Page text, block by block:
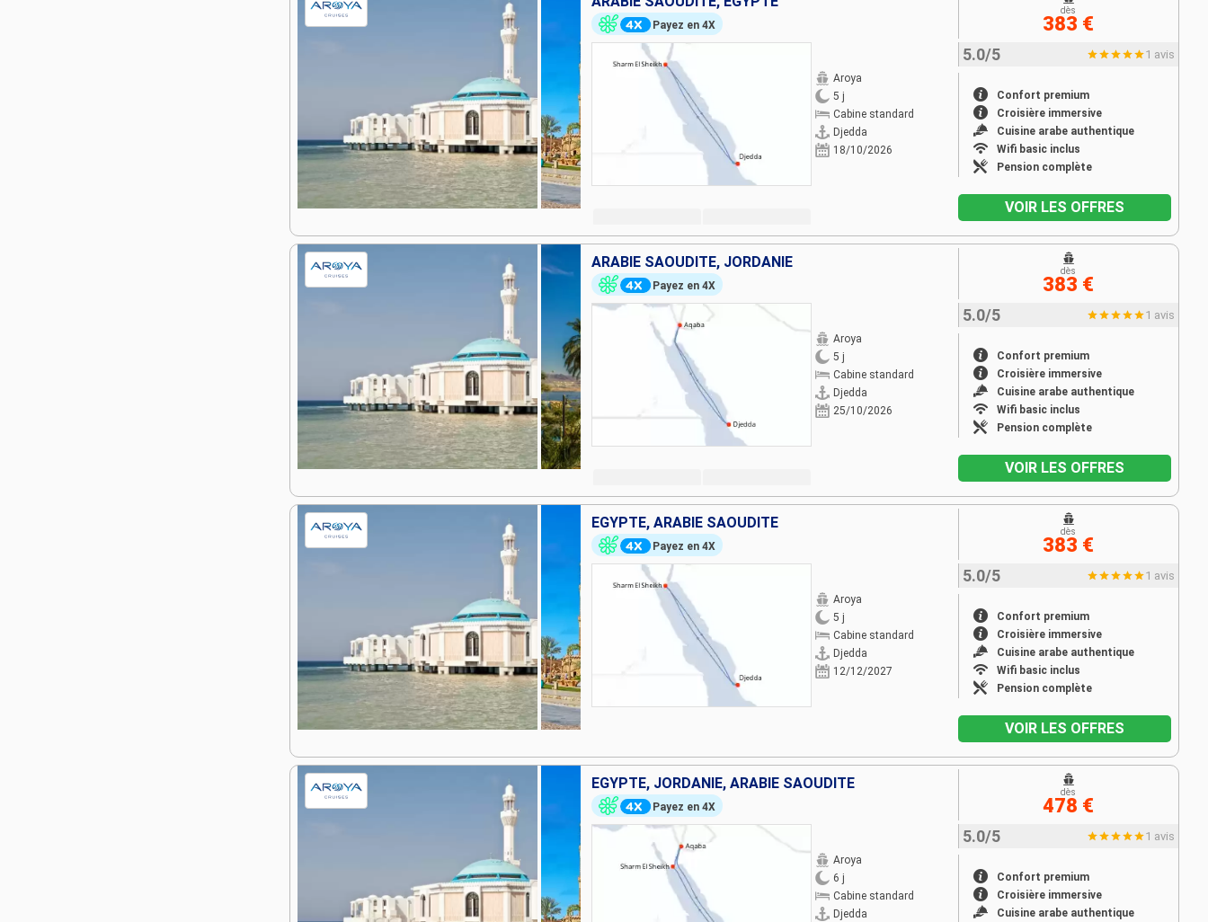
Payez en 4X
Aroya
5 j
Cabine standard
Djedda
18/10/2026
5.0/5 1 avis
Confort premium
Croisière immersive
Cuisine arabe authentique
Wifi basic inclus
Pension complète
dès
383 €
VOIR LES OFFRES
ARABIE SAOUDITE, JORDANIE
Payez en 4X
Aroya
5 j
Cabine standard
Djedda
25/10/2026
5.0/5 1 avis
Confort premium
Croisière immersive
Cuisine arabe authentique
Wifi basic inclus
Pension complète
dès
383 €
VOIR LES OFFRES
EGYPTE, ARABIE SAOUDITE
Payez en 4X
Aroya
5 j
Cabine standard
Djedda
12/12/2027
5.0/5 1 avis
Confort premium
Croisière immersive
Cuisine arabe authentique
Wifi basic inclus
Pension complète
dès
383 €
VOIR LES OFFRES
EGYPTE, JORDANIE, ARABIE SAOUDITE
Payez en 4X
Aroya
6 j
Cabine standard
Djedda
5.0/5 1 avis
Confort premium
Croisière immersive
Cuisine arabe authentique
dès
478 €